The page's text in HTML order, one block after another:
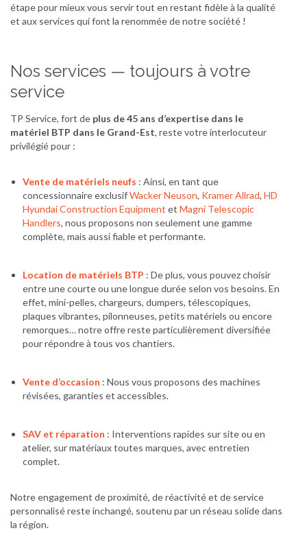
étape pour mieux vous servir tout en restant fidèle à la qualité
et aux services qui font la renommée de notre société !
Nos services — toujours à votre
service
TP Service, fort de plus de 45 ans d’expertise dans le
matériel BTP dans le Grand-Est, reste votre interlocuteur
privilégié pour :
Vente de matériels neufs : Ainsi, en tant que
concessionnaire exclusifWacker Neuson, Kramer Allrad,HD
Hyundai Construction Equipment etMagni Telescopic
Handlers, nous proposons non seulement une gamme
complète, mais aussi fiable et performante.
Location de matériels BTP : De plus, vous pouvez choisir
entre une courte ou une longue durée selon vos besoins. En
effet, mini-pelles, chargeurs, dumpers, télescopiques,
plaques vibrantes, pilonneuses, petits matériels ou encore
remorques… notre offre reste particulièrement diversifiée
pour répondre à tous vos chantiers.
Vente d’occasion : Nous vous proposons des machines
révisées, garanties et accessibles.
SAV et réparation : Interventions rapides sur site ou en
atelier, sur matériaux toutes marques, avec entretien
complet.
Notre engagement de proximité, de réactivité et de service
personnalisé reste inchangé, soutenu par un réseau solide dans
la région.